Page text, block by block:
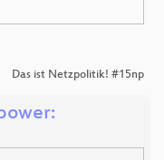
Das ist Netzpolitik! #15np